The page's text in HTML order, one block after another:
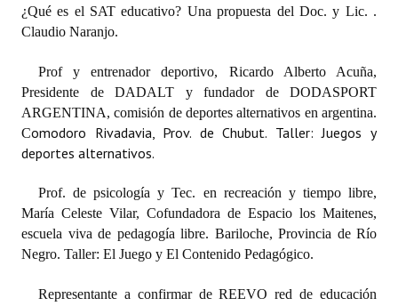
¿Qué es el SAT educativo? Una propuesta del Doc. y Lic. .
Claudio Naranjo.
Prof y entrenador deportivo, Ricardo Alberto Acuña,
Presidente de DADALT y fundador de DODASPORT
ARGENTINA, comisión de deportes alternativos en argentina.
Comodoro Rivadavia, Prov. de Chubut. Taller: Juegos y
deportes alternativos.
Prof. de psicología y Tec. en recreación y tiempo libre,
María Celeste Vilar, Cofundadora de Espacio los Maitenes,
escuela viva de pedagogía libre. Bariloche, Provincia de Río
Negro. Taller: El Juego y El Contenido Pedagógico.
Representante a confirmar de REEVO red de educación